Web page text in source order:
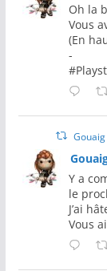
Oh la
Vous
(En
-
Y a
le
J’ai
Vous